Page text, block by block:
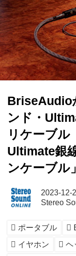
BriseAudio
ンド・
リケーブル
Ultimate銀
ンケーブル
2023-12-
Stereo
ポータブル
イヤホン
ヘ